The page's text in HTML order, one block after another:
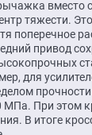
вместо
тяжести.
поперечное
привод
для
МПа. При этом
В итоге